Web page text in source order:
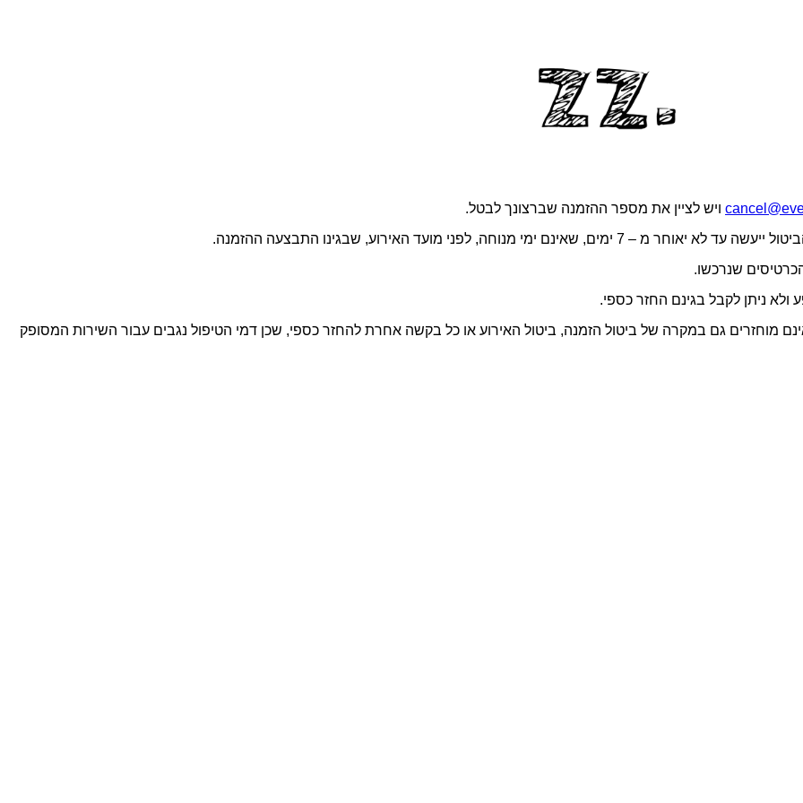
ויש לציין את מספר ההזמנה שברצונך לבטל.
לתנאי השימוש באתר, דמי הטיפול בגובה 5 ש״ח אינם מוחזרים גם במקרה של ביטול הזמנה, ביטול האירוע או כל בקשה אחרת להחזר כספי, שכן דמי הטיפול נגבים עבור השירות המסופק